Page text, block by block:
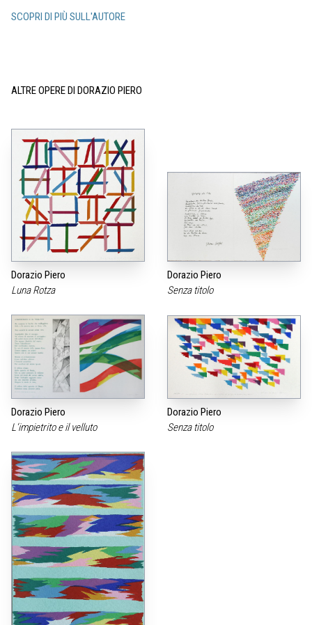
SCOPRI DI PIÙ SULL'AUTORE
ALTRE OPERE DI DORAZIO PIERO
Dorazio Piero
Luna Rotza
Dorazio Piero
Senza titolo
Dorazio Piero
L‘impietrito e il velluto
Dorazio Piero
Senza titolo